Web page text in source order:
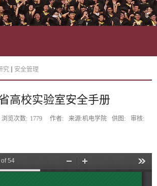
究 安全管理
高校实验室安全手册
浏览次数: 1779 作者: 来源:机电学院 供图: 审核: